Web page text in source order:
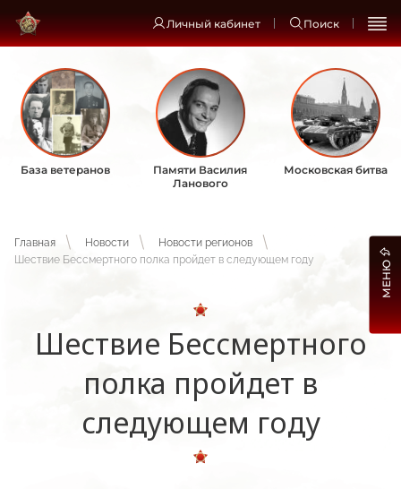
Личный кабинет Поиск
База ветеранов
Памяти Василия
Ланового
Московская битва
Главная Новости
Новости регионов
Шествие Бессмертного полка пройдет в следующем году
Шествие Бессмертного
полка пройдет в
следующем году
МЕНЮ